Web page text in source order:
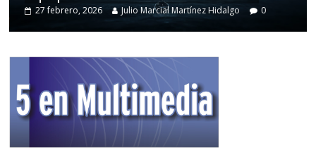
27 febrero, 2026 Julio Marcial Martínez Hidalgo 0